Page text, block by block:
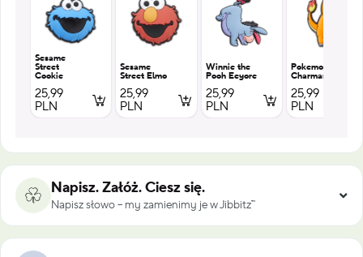
Sesame
Street
Cookie
25,99
PLN
Sesame
Street Elmo
25,99
PLN
Winnie the
Pooh Eeyore
25,99
PLN
Pokemon
Charmander
25,99
PLN
Napisz. Załóż. Ciesz się.
Napisz słowo – my zamienimy je w Jibbitz™